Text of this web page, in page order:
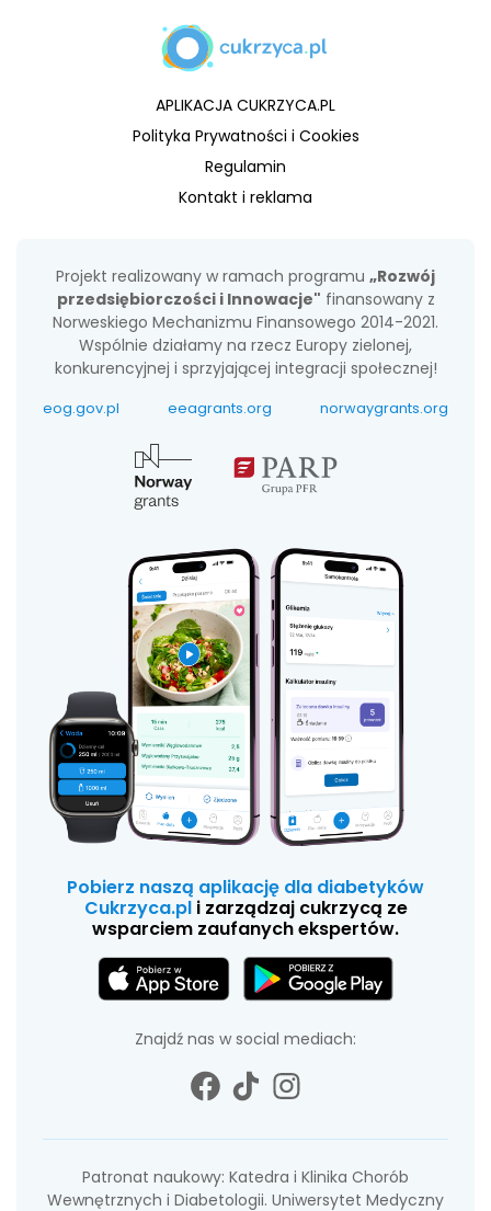
APLIKACJA CUKRZYCA.PL
Polityka Prywatności i Cookies
Regulamin
Kontakt i reklama
Projekt realizowany w ramach programu „Rozwój
przedsiębiorczości i Innowacje" finansowany z
Norweskiego Mechanizmu Finansowego 2014-2021.
Wspólnie działamy na rzecz Europy zielonej,
konkurencyjnej i sprzyjającej integracji społecznej!
eog.gov.pl eeagrants.org norwaygrants.org
Pobierz naszą aplikację dla diabetyków
Cukrzyca.pli zarządzaj cukrzycą ze
wsparciem zaufanych ekspertów.
Znajdź nas w social mediach:
Patronat naukowy: Katedra i Klinika Chorób
Wewnętrznych i Diabetologii. Uniwersytet Medyczny